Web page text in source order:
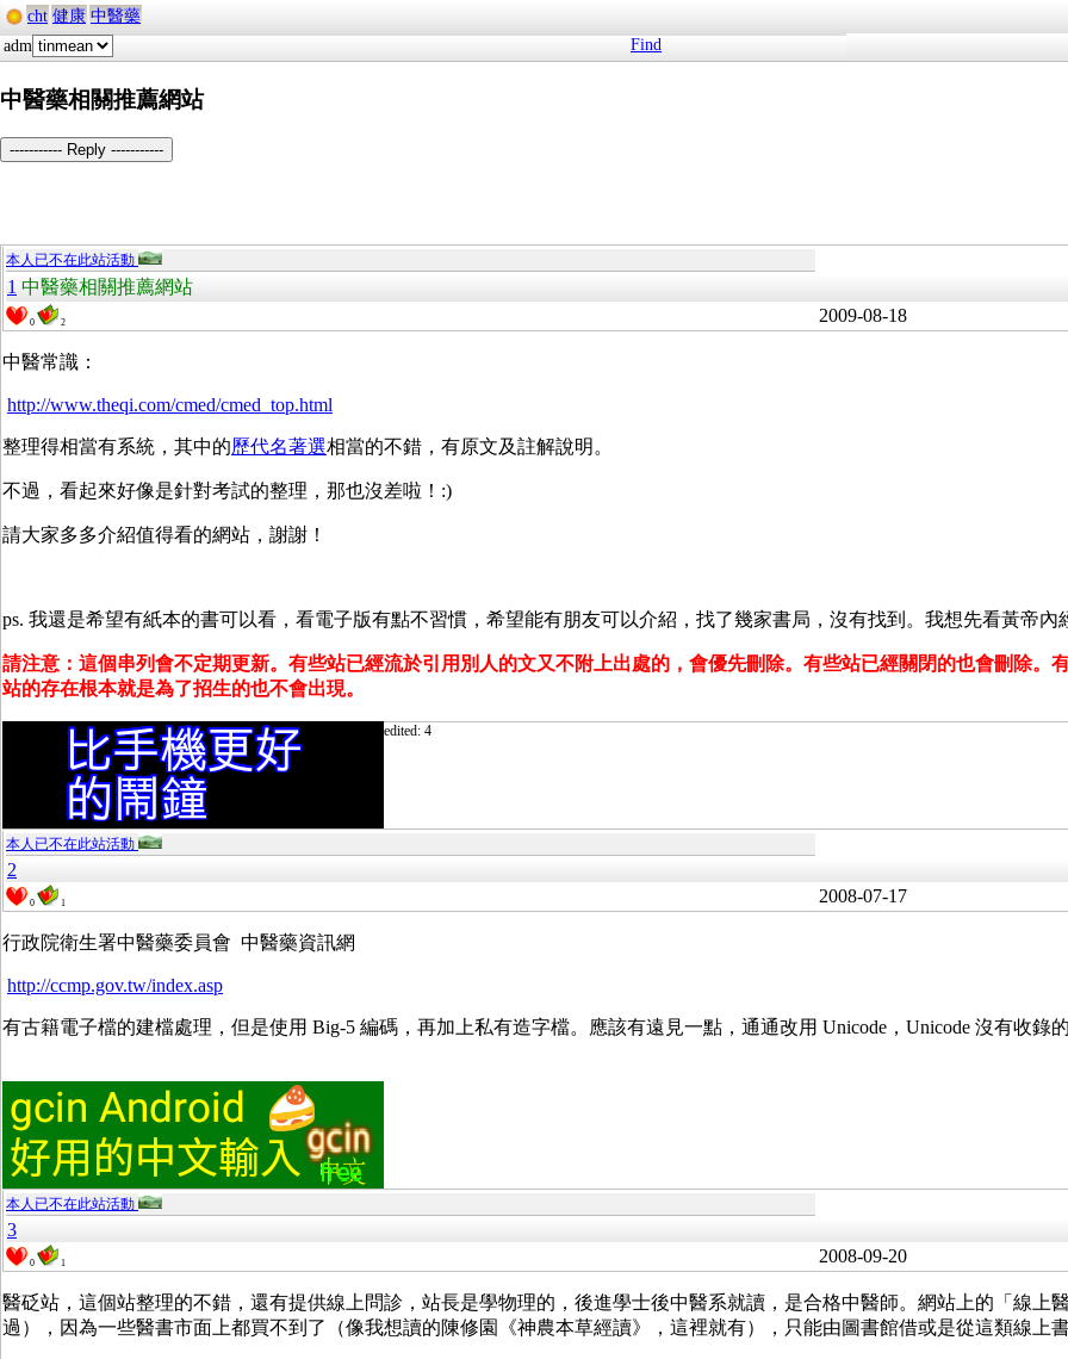
cht 健康 中醫藥
adm
Find
中醫藥相關推薦網站
----------- Reply -----------
本人已不在此站活動
1 中醫藥相關推薦網站
0 2 2009-08-18
中醫常識：
http://www.theqi.com/cmed/cmed_top.html
整理得相當有系統，其中的歷代名著選相當的不錯，有原文及註解說明。
不過，看起來好像是針對考試的整理，那也沒差啦！:)
請大家多多介紹值得看的網站，謝謝！
ps. 我還是希望有紙本的書可以看，看電子版有點不習慣，希望能有朋友可以介紹，找了幾家書局，沒有找到。我想先看黃帝內
請注意：這個串列會不定期更新。有些站已經流於引用別人的文又不附上出處的，會優先刪除。有些站已經關閉的也會刪除。
站的存在根本就是為了招生的也不會出現。
edited: 4
本人已不在此站活動
2
0 1 2008-07-17
行政院衛生署中醫藥委員會 中醫藥資訊網
http://ccmp.gov.tw/index.asp
有古籍電子檔的建檔處理，但是使用 Big-5 編碼，再加上私有造字檔。應該有遠見一點，通通改用 Unicode，Unicode 沒有收錄
本人已不在此站活動
3
0 1 2008-09-20
醫砭站，這個站整理的不錯，還有提供線上問診，站長是學物理的，後進學士後中醫系就讀，是合格中醫師。網站上的「線上
過），因為一些醫書市面上都買不到了（像我想讀的陳修園《神農本草經讀》，這裡就有），只能由圖書館借或是從這類線上書